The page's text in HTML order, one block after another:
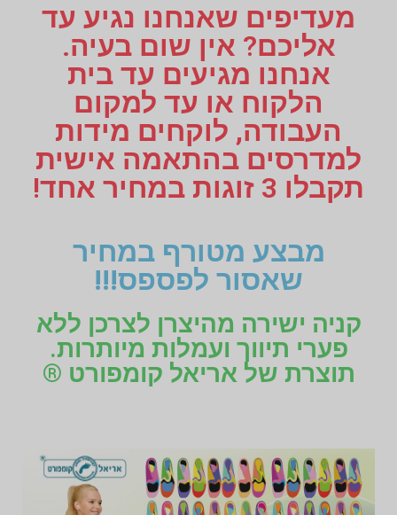
מעדיפים שאנחנו נגיע עד
אליכם? אין שום בעיה.
אנחנו מגיעים עד בית
הלקוח או עד למקום
העבודה, לוקחים מידות
למדרסים בהתאמה אישית
תקבלו 3 זוגות במחיר אחד!
מבצע מטורף במחיר
שאסור לפספס!!!
קניה ישירה מהיצרן לצרכן ללא
פערי תיווך ועמלות מיותרות.
תוצרת של אריאל קומפורט ®